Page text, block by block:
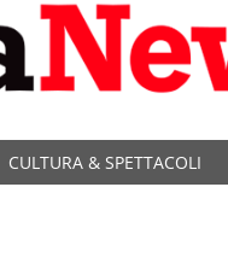
CULTURA & SPETTACOLI